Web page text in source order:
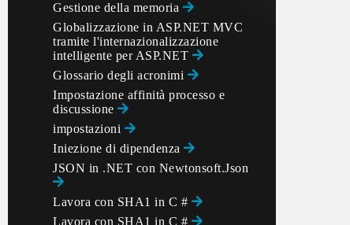
Gestione della memoria
Globalizzazione in ASP.NET MVC
tramite l'internazionalizzazione
intelligente per ASP.NET
Glossario degli acronimi
Impostazione affinità processo e
discussione
impostazioni
Iniezione di dipendenza
JSON in .NET con Newtonsoft.Json
Lavora con SHA1 in C #
Lavora con SHA1 in C #